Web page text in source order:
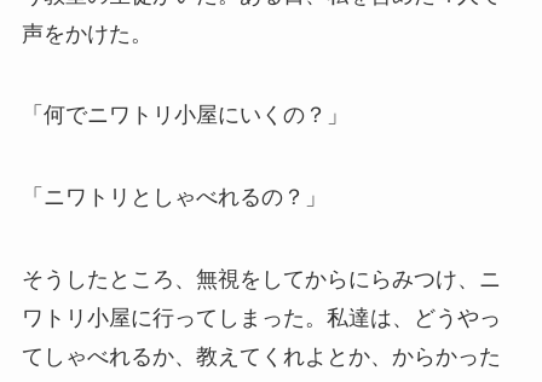
声をかけた。
「何でニワトリ小屋にいくの？」
「ニワトリとしゃべれるの？」
そうしたところ、無視をしてからにらみつけ、ニ
ワトリ小屋に行ってしまった。私達は、どうやっ
てしゃべれるか、教えてくれよとか、からかった